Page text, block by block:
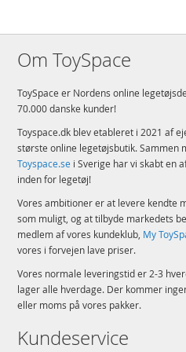
Om ToySpace
ToySpace er Nordens online
70.000 danske kunder!
Toyspace.dk blev etableret i 2021 af
største online legetøjsbutik. Sammen
Toyspace.se i Sverige har vi skabt en
inden for legetøj!
Vores ambitioner er at levere kendte
som muligt, og at tilbyde markedets
medlem af vores kundeklub, My
vores i forvejen lave priser.
Vores normale leveringstid er 2-3
lager alle hverdage. Der kommer
eller moms på vores pakker.
Kundeservice